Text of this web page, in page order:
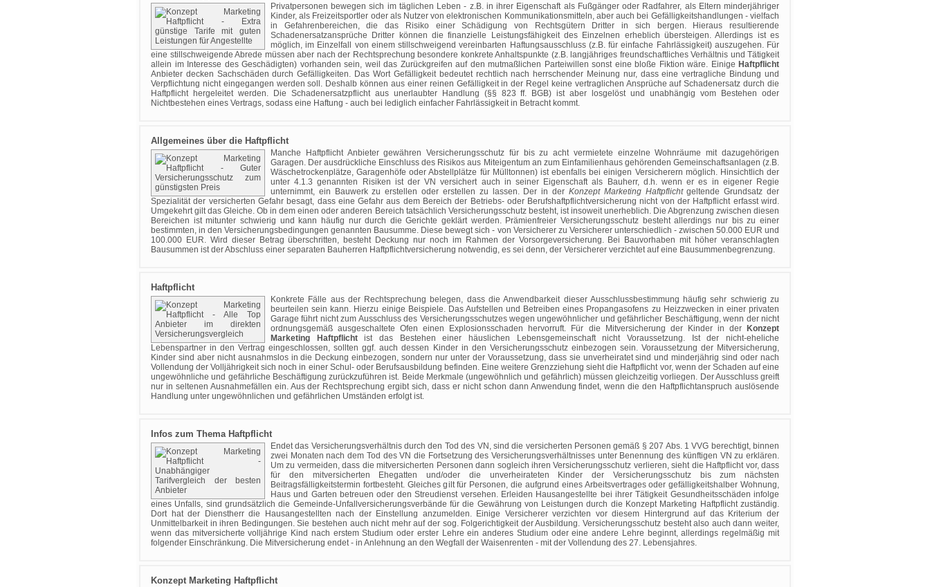
Privatpersonen bewegen sich im täglichen Leben - z.B. in ihrer Eigenschaft als Fußgänger oder Radfahrer, als Eltern minderjähriger
Kinder, als Freizeitsportler oder als Nutzer von elektronischen Kommunikationsmitteln, aber auch bei Gefälligkeitshandlungen - vielfach
in Gefahrenbereichen, die das Risiko einer Schädigung von Rechtsgütern Dritter in sich bergen. Hieraus resultierende
Schadenersatzansprüche Dritter können die finanzielle Leistungsfähigkeit des Einzelnen erheblich übersteigen. Allerdings ist es
möglich, im Einzelfall von einem stillschweigend vereinbarten Haftungsausschluss (z.B. für einfache Fahrlässigkeit) auszugehen. Für
eine stillschweigende Abrede müssen aber nach der Rechtsprechung besondere konkrete Anhaltspunkte (z.B. langjähriges freundschaftliches Verhältnis und Tätigkeit
allein im Interesse des Geschädigten) vorhanden sein, weil das Zurückgreifen auf den mutmaßlichen Parteiwillen sonst eine bloße Fiktion wäre. Einige Haftpflicht
Anbieter decken Sachschäden durch Gefälligkeiten. Das Wort Gefälligkeit bedeutet rechtlich nach herrschender Meinung nur, dass eine vertragliche Bindung und
Verpflichtung nicht eingegangen werden soll. Deshalb können aus einer reinen Gefälligkeit in der Regel keine vertraglichen Ansprüche auf Schadenersatz durch die
Haftpflicht hergeleitet werden. Die Schadenersatzpflicht aus unerlaubter Handlung (§§ 823 ff. BGB) ist aber losgelöst und unabhängig vom Bestehen oder
Nichtbestehen eines Vertrags, sodass eine Haftung - auch bei lediglich einfacher Fahrlässigkeit in Betracht kommt.
Allgemeines über die Haftpflicht
Manche Haftpflicht Anbieter gewähren Versicherungsschutz für bis zu acht vermietete einzelne Wohnräume mit dazugehörigen
Garagen. Der ausdrückliche Einschluss des Risikos aus Miteigentum an zum Einfamilienhaus gehörenden Gemeinschaftsanlagen (z.B.
Wäschetrockenplätze, Garagenhöfe oder Abstellplätze für Mülltonnen) ist ebenfalls bei einigen Versicherern möglich. Hinsichtlich der
unter 4.1.3 genannten Risiken ist der VN versichert auch in seiner Eigenschaft als Bauherr, d.h. wenn er es in eigener Regie
unternimmt, ein Bauwerk zu erstellen oder erstellen zu lassen. Der in der Konzept Marketing Haftpflichtgeltende Grundsatz der
Spezialität der versicherten Gefahr besagt, dass eine Gefahr aus dem Bereich der Betriebs- oder Berufshaftpflichtversicherung nicht von der Haftpflicht erfasst wird.
Umgekehrt gilt das Gleiche. Ob in dem einen oder anderen Bereich tatsächlich Versicherungsschutz besteht, ist insoweit unerheblich. Die Abgrenzung zwischen diesen
Bereichen ist mitunter schwierig und kann häufig nur durch die Gerichte geklärt werden. Prämienfreier Versicherungsschutz besteht allerdings nur bis zu einer
bestimmten, in den Versicherungsbedingungen genannten Bausumme. Diese bewegt sich - von Versicherer zu Versicherer unterschiedlich - zwischen 50.000 EUR und
100.000 EUR. Wird dieser Betrag überschritten, besteht Deckung nur noch im Rahmen der Vorsorgeversicherung. Bei Bauvorhaben mit höher veranschlagten
Bausummen ist der Abschluss einer separaten Bauherren Haftpflichtversicherung notwendig, es sei denn, der Versicherer verzichtet auf eine Bausummenbegrenzung.
Haftpflicht
Konkrete Fälle aus der Rechtsprechung belegen, dass die Anwendbarkeit dieser Ausschlussbestimmung häufig sehr schwierig zu
beurteilen sein kann. Hierzu einige Beispiele. Das Aufstellen und Betreiben eines Propangasofens zu Heizzwecken in einer privaten
Garage führt nicht zum Ausschluss des Versicherungsschutzes wegen ungewöhnlicher und gefährlicher Beschäftigung, wenn der nicht
ordnungsgemäß ausgeschaltete Ofen einen Explosionsschaden hervorruft. Für die Mitversicherung der Kinder in der
Konzept
Marketing Haftpflichtist das Bestehen einer häuslichen Lebensgemeinschaft nicht Voraussetzung. Ist der nicht-eheliche
Lebenspartner in den Vertrag eingeschlossen, sollten ggf. auch dessen Kinder in den Versicherungsschutz einbezogen sein. Voraussetzung der Mitversicherung,
Kinder sind aber nicht ausnahmslos in die Deckung einbezogen, sondern nur unter der Voraussetzung, dass sie unverheiratet sind und minderjährig sind oder nach
Vollendung der Volljährigkeit sich noch in einer Schul- oder Berufsausbildung befinden. Eine weitere Grenzziehung sieht die Haftpflicht vor, wenn der Schaden auf eine
ungewöhnliche und gefährliche Beschäftigung zurückzuführen ist. Beide Merkmale (ungewöhnlich und gefährlich) müssen gleichzeitig vorliegen. Der Ausschluss greift
nur in seltenen Ausnahmefällen ein. Aus der Rechtsprechung ergibt sich, dass er nicht schon dann Anwendung findet, wenn die den Haftpflichtanspruch auslösende
Handlung unter ungewöhnlichen und gefährlichen Umständen erfolgt ist.
Infos zum Thema Haftpflicht
Endet das Versicherungsverhältnis durch den Tod des VN, sind die versicherten Personen gemäß § 207 Abs. 1 VVG berechtigt, binnen
zwei Monaten nach dem Tod des VN die Fortsetzung des Versicherungsverhältnisses unter Benennung des künftigen VN zu erklären.
Um zu vermeiden, dass die mitversicherten Personen dann sogleich ihren Versicherungsschutz verlieren, sieht die Haftpflicht vor, dass
für den mitversicherten Ehegatten und/oder die unverheirateten Kinder der Versicherungsschutz bis zum nächsten
Beitragsfälligkeitstermin fortbesteht. Gleiches gilt für Personen, die aufgrund eines Arbeitsvertrages oder gefälligkeitshalber Wohnung,
Haus und Garten betreuen oder den Streudienst versehen. Erleiden Hausangestellte bei ihrer Tätigkeit Gesundheitsschäden infolge
eines Unfalls, sind grundsätzlich die Gemeinde-Unfallversicherungsverbände für die Gewährung von Leistungen durch die Konzept Marketing Haftpflicht zuständig.
Dort hat der Dienstherr die Hausangestellten nach der Einstellung anzumelden. Einige Versicherer verzichten vor diesem Hintergrund auf das Kriterium der
Unmittelbarkeit in ihren Bedingungen. Sie bestehen auch nicht mehr auf der sog. Folgerichtigkeit der Ausbildung. Versicherungsschutz besteht also auch dann weiter,
wenn das mitversicherte volljährige Kind nach erstem Studium oder erster Lehre ein anderes Studium oder eine andere Lehre beginnt, allerdings regelmäßig mit
folgender Einschränkung. Die Mitversicherung endet - in Anlehnung an den Wegfall der Waisenrenten - mit der Vollendung des 27. Lebensjahres.
Konzept Marketing Haftpflicht